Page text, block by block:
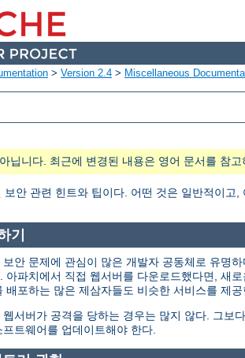
> Version 2.4 > Miscellaneous
닙니다. 최근에 변경된 내용은 영어 문서를 참고
안 관련 힌트와 팁이다. 어떤 것은 일반적이고
기
안 문제에 관심이 많은 개발자 공동체로 유명
아파치에서 직접 웹서버를 다운로드했다면, 새
배포하는 많은 제삼자들도 비슷한 서비스를 제공
서버가 공격을 당하는 경우는 많지 않다. 그
트웨어를 업데이트해야 한다.